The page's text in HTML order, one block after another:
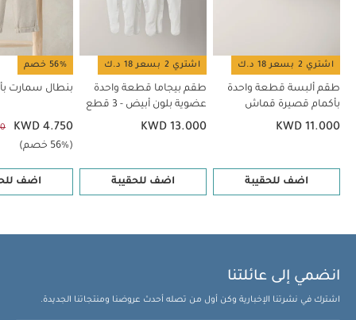
اشتري 2 بسعر 18 د.ك
طقم ألبسة قطعة واحدة
بأكمام قصيرة قماش
عضوي بلون أبيض - 5 قطع
KWD 11.000
اضف للحقيبة
اشتري 2 بسعر 18 د.ك
طقم بيجاما قطعة واحدة
عضوية بلون أبيض - 3 قطع
KWD 13.000
اضف للحقيبة
56% خصم
بنطال سمارت
KWD 4.750
(56% خصم)
اضف
انضمي إلى عائلتنا
اشترك في نشرتنا الإخبارية وكن أول من تصله أحدث عروضنا ومنتجاتنا الجديدة.